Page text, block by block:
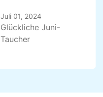
Juli 24, 2023
Safari Nord & Tiran
September 2023